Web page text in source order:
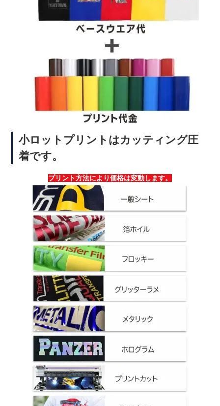
小ロットプリントはカッティング圧
着です。
プリント方法により価格は変動します。